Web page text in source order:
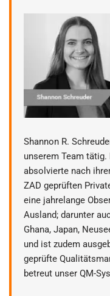
Shannon R.
unserem Team
absolvierte nach
ZAD geprüften
eine jahrelange
Ausland; darunter
Ghana, Japan,
und ist zudem
geprüfte
betreut unser QM-